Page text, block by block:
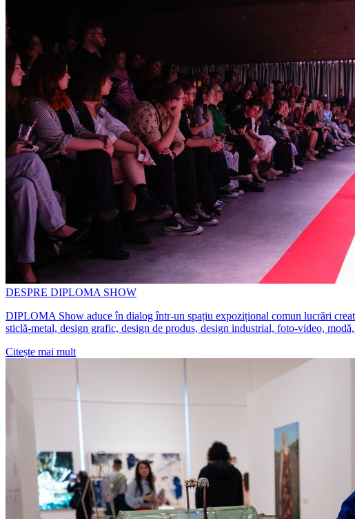
DESPRE DIPLOMA SHOW
DIPLOMA Show aduce în dialog într-un spațiu expozițional comun lucrări
sticlă-metal, design grafic, design de produs, design industrial, foto-video,
Citește mai mult